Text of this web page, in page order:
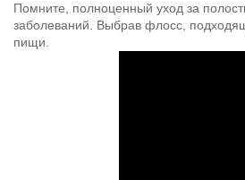
Помните, полноценный уход за
заболеваний. Выбрав флосс,
пищи.